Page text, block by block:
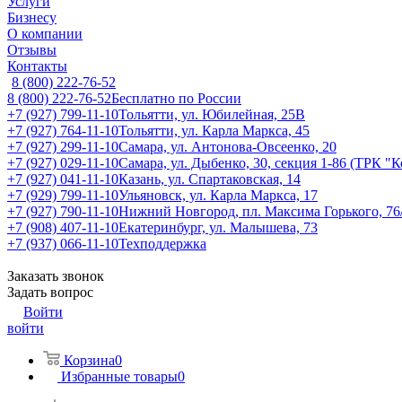
Бизнесу
О компании
Отзывы
Контакты
8 (800) 222-76-52
8 (800) 222-76-52Бесплатно по России
+7 (927) 799-11-10Тольятти, ул. Юбилейная, 25В
+7 (927) 764-11-10Тольятти, ул. Карла Маркса, 45
+7 (927) 299-11-10Самара, ул. Антонова-Овсеенко, 20
+7 (927) 029-11-10Самара, ул. Дыбенко, 30, секция 1-86 (ТРК
+7 (927) 041-11-10Казань, ул. Спартаковская, 14
+7 (929) 799-11-10Ульяновск, ул. Карла Маркса, 17
+7 (927) 790-11-10Нижний Новгород, пл. Максима Горького,
+7 (908) 407-11-10Екатеринбург, ул. Малышева, 73
+7 (937) 066-11-10Техподдержка
Заказать звонок
Задать вопрос
Войти
войти
Корзина0
Избранные товары0